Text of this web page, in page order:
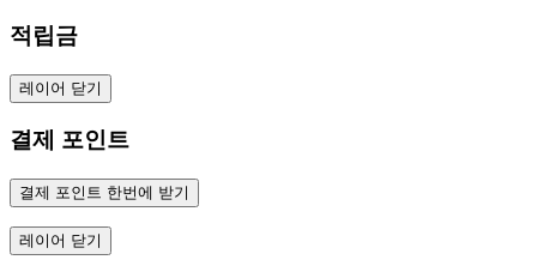
적립금
레이어 닫기
결제 포인트
결제 포인트 한번에 받기
레이어 닫기